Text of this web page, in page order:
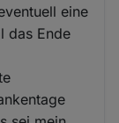
eine
das Ende